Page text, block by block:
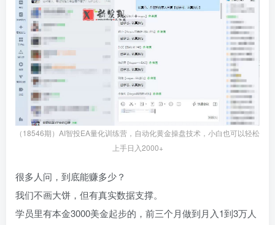
（18546期）AI智投EA量化训练营，自动化黄金操盘技术，小白也可以轻松
上手日入2000+
很多人问，到底能赚多少？
我们不画大饼，但有真实数据支撑。
学员里有本金3000美金起步的，前三个月做到月入1到3万人